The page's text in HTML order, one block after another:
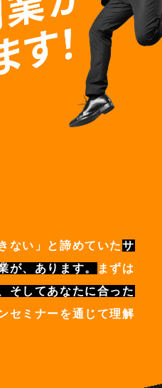
ない」と諦めていたサ
が、あります。
まずは
そしてあなたに合った
セミナーを通じて理解